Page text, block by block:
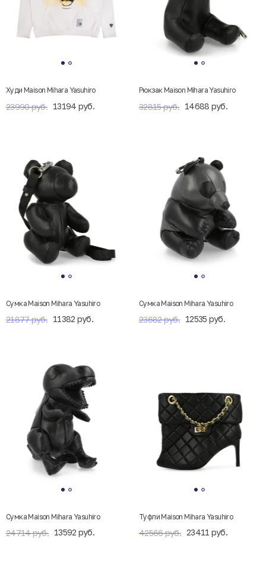
Худи Maison Mihara Yasuhiro​
23990 руб. 13194 руб.
Рюкзак Maison Mihara Yasuhiro​
32815 руб. 14688 руб.
Сумка Maison Mihara Yasuhiro​
21877 руб. 11382 руб.
Сумка Maison Mihara Yasuhiro​
23682 руб. 12535 руб.
Сумка Maison Mihara Yasuhiro​
24714 руб. 13592 руб.
Туфли Maison Mihara Yasuhiro
42566 руб. 23411 руб.